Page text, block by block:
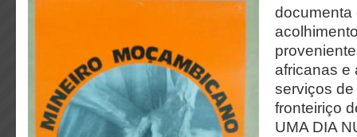
documenta
africanas e
serviços
fronteiriço
UMA DIA